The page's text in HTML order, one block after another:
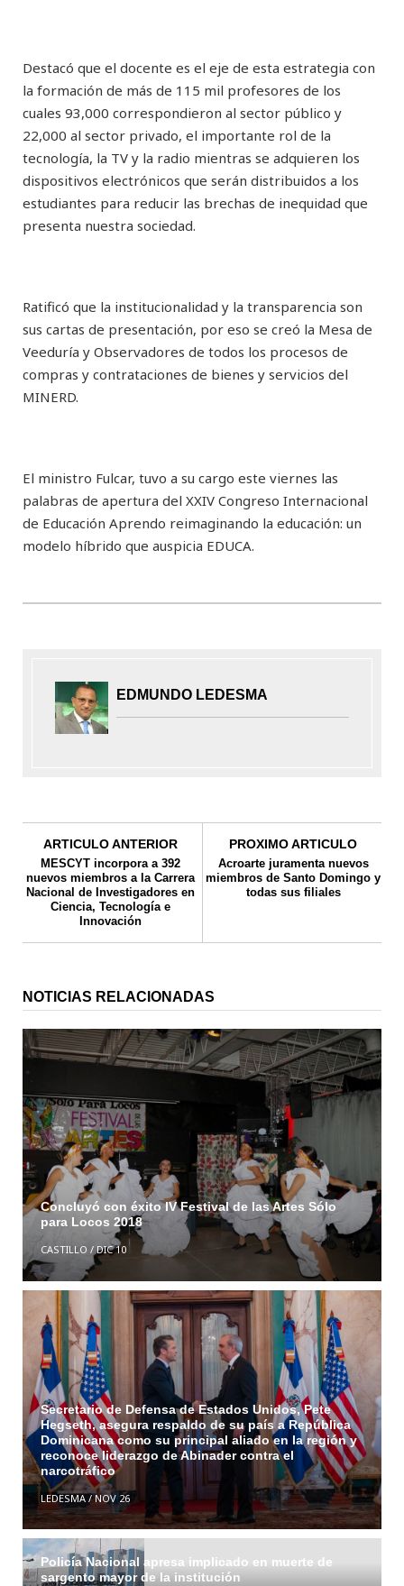
Destacó que el docente es el eje de esta estrategia con
la formación de más de 115 mil profesores de los
cuales 93,000 correspondieron al sector público y
22,000 al sector privado, el importante rol de la
tecnología, la TV y la radio mientras se adquieren los
dispositivos electrónicos que serán distribuidos a los
estudiantes para reducir las brechas de inequidad que
presenta nuestra sociedad.
Ratificó que la institucionalidad y la transparencia son
sus cartas de presentación, por eso se creó la Mesa de
Veeduría y Observadores de todos los procesos de
compras y contrataciones de bienes y servicios del
MINERD.
El ministro Fulcar, tuvo a su cargo este viernes las
palabras de apertura del XXIV Congreso Internacional
de Educación Aprendo reimaginando la educación: un
modelo híbrido que auspicia EDUCA.
EDMUNDO LEDESMA
ARTICULO ANTERIOR
MESCYT incorpora a 392
nuevos miembros a la Carrera
Nacional de Investigadores en
Ciencia, Tecnología e
Innovación
PROXIMO ARTICULO
Acroarte juramenta nuevos
miembros de Santo Domingo y
todas sus filiales
NOTICIAS RELACIONADAS
Concluyó con éxito IV Festival de las Artes Sólo
para Locos 2018
CASTILLO / DIC 10
Secretario de Defensa de Estados Unidos, Pete
Hegseth, asegura respaldo de su país a República
Dominicana como su principal aliado en la región y
reconoce liderazgo de Abinader contra el
narcotráfico
LEDESMA/NOV 26
Policía Nacional apresa implicado en muerte de
sargento mayor de la institución